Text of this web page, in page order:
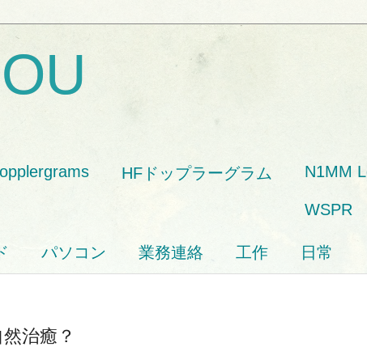
HFドップラーグラム N1MM
WSPR
パソコン 業務連絡 工作 日常
治癒？